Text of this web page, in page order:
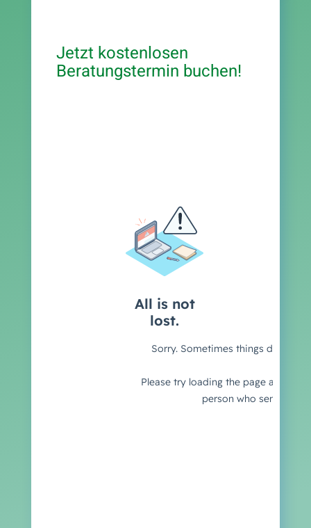
Jetzt kostenlosen
Beratungstermin buchen!